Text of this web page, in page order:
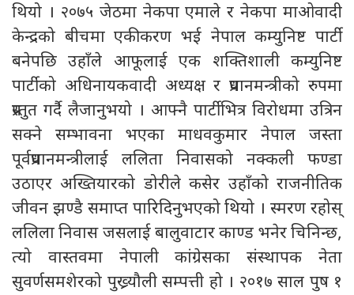
थियो । २०७५ जेठमा नेकपा एमाले र नेकपा माओवादी
केन्द्रको बीचमा एकीकरण भई नेपाल कम्युनिष्ट पार्टी
बनेपछि उहाँले आफूलाई एक शक्तिशाली कम्युनिष्ट
पार्टीको अधिनायकवादी अध्यक्ष र प्रधानमन्त्रीको रुपमा
प्रस्तुत गर्दै लैजानुभयो । आफ्नै पार्टीभित्र विरोधमा उत्रिन
सक्ने सम्भावना भएका माधवकुमार नेपाल जस्ता
पूर्वप्रधानमन्त्रीलाई ललिता निवासको नक्कली फण्डा
उठाएर अख्तियारको डोरीले कसेर उहाँको राजनीतिक
जीवन झण्डै समाप्त पारिदिनुभएको थियो । स्मरण रहोस्
ललिला निवास जसलाई बालुवाटार काण्ड भनेर चिनिन्छ,
त्यो वास्तवमा नेपाली कांग्रेसका संस्थापक नेता
सुवर्णसमशेरको पुख्र्यौली सम्पत्ती हो । २०१७ साल पुष १